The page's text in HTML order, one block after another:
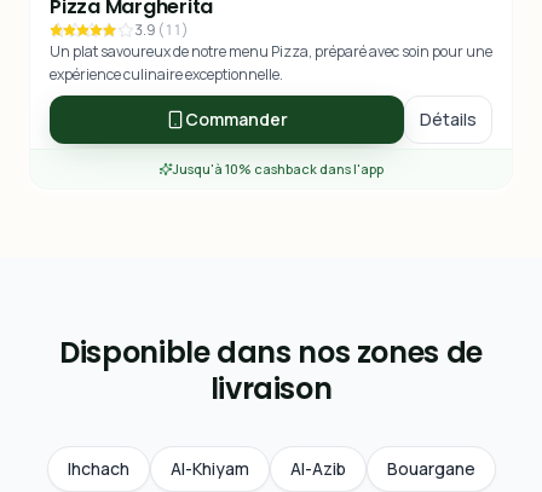
Pizza Margherita
3.9 (11)
Un plat savoureux de notre menu Pizza, préparé avec soin pour une
expérience culinaire exceptionnelle.
Commander Détails
Jusqu'à 10% cashback dans l'app
Disponible dans nos zones de
livraison
Ihchach Al-Khiyam Al-Azib
Bouargane